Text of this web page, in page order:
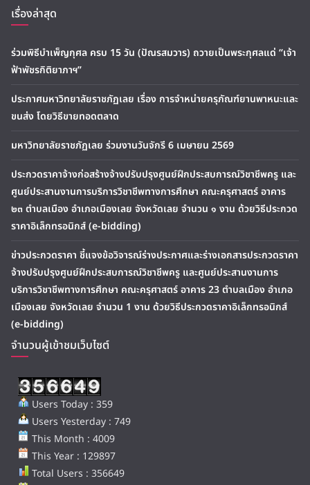
เรื่องล่าสุด
ร่วมพิธีบำเพ็ญกุศล ครบ 15 วัน (ปัณรสมวาร) ถวายเป็นพระกุศลแด่ “เจ้า
ฟ้าพัชรกิติยาภาฯ”
ประกาศมหาวิทยาลัยราชภัฏเลย เรื่อง การจำหน่ายครุภัณฑ์ยานพาหนะและ
ขนส่ง โดยวิธีขายทอดตลาด
มหาวิทยาลัยราชภัฏเลย ร่วมงานวันจักรี 6 เมษายน 2569
ประกวดราคาจ้างก่อสร้างจ้างปรับปรุงศูนย์ฝึกประสบการณ์วิชาชีพครู และ
ศูนย์ประสานงานการบริการวิชาชีพทางการศึกษา คณะครุศาสตร์ อาคาร
๒๓ ตำบลเมือง อำเภอเมืองเลย จังหวัดเลย จำนวน ๑ งาน ด้วยวิธีประกวด
ราคาอิเล็กทรอนิกส์ (e-bidding)
ข่าวประกวดราคา ชี้แจงข้อวิจารณ์ร่างประกาศและร่างเอกสารประกวดราคา
จ้างปรับปรุงศูนย์ฝึกประสบการณ์วิชาชีพครู และศูนย์ประสานงานการ
บริการวิชาชีพทางการศึกษา คณะครุศาสตร์ อาคาร 23 ตำบลเมือง อำเภอ
เมืองเลย จังหวัดเลย จำนวน 1 งาน ด้วยวิธีประกวดราคาอิเล็กทรอนิกส์
(e-bidding)
จำนวนผู้เข้าชมเว็บไซต์
Users Today : 359
Users Yesterday : 749
This Month : 4009
This Year : 129897
Total Users : 356649